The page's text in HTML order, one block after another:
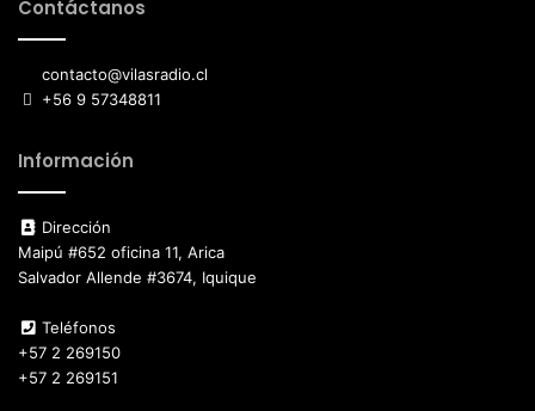
Contáctanos
contacto@vilasradio.cl
+56 9 57348811
Información
Dirección
Maipú #652 oficina 11, Arica
Salvador Allende #3674, Iquique
Teléfonos
+57 2 269150
+57 2 269151